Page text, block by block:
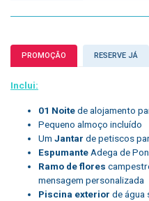
PROMOÇÃO RESERVE JÁ
Inclui:
01 Noitede alojamento
Pequeno almoço incluído
Um Jantar de petiscos
Espumante Adega de
Ramo de flores
mensagem personalizada
Piscina exterior de água